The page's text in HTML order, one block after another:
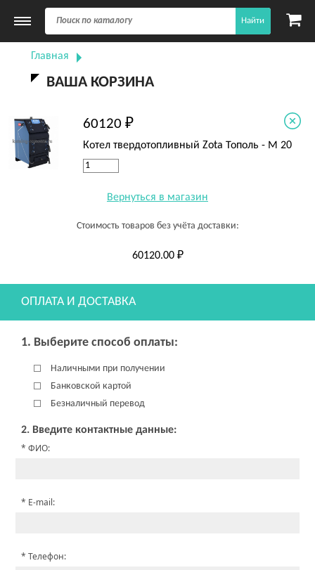
Найти
Главная
ВАША КОРЗИНА
Котел твердотопливный Zota Тополь - М 20
60120 ₽
Вернуться в магазин
Стоимость товаров без учёта доставки:
60120.00 ₽
ОПЛАТА И ДОСТАВКА
1. Выберите способ оплаты:
Наличными при получении
Банковской картой
Безналичный перевод
2. Введите контактные данные:
ФИО:
E-mail:
Телефон: